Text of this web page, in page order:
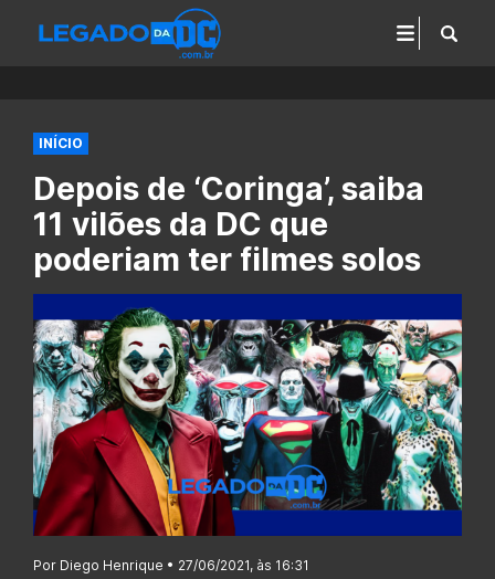
INÍCIO
Depois de ‘Coringa’, saiba
11 vilões da DC que
poderiam ter filmes solos
Por Diego Henrique • 27/06/2021, às 16:31